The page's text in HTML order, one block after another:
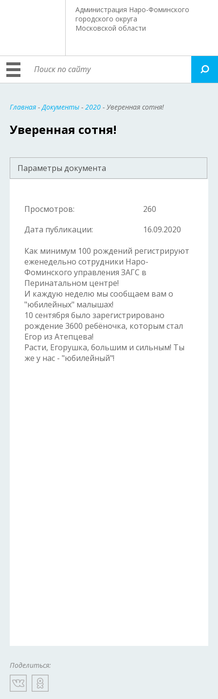
Администрация Наро-Фоминского
городского округа
Московской области
Главная -Документы - 2020 - Уверенная сотня!
Уверенная сотня!
Параметры документа
Просмотров:
260
Дата публикации:
16.09.2020
Как минимум 100 рождений регистрируют
еженедельно сотрудники Наро-
Фоминского управления ЗАГС в
Перинатальном центре!
И каждую неделю мы сообщаем вам о
"юбилейных" малышах!
10 сентября было зарегистрировано
рождение 3600 ребёночка, которым стал
Егор из Атепцева!
Расти, Егорушка, большим и сильным! Ты
же у нас - "юбилейный"!
Поделиться: